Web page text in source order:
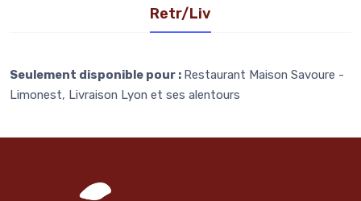
Retr/Liv
Seulement disponible pour : Restaurant Maison Savoure -
Limonest, Livraison Lyon et ses alentours